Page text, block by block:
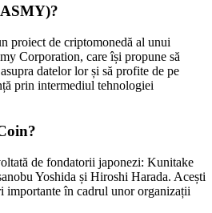
proiect de criptomonedă al unui
Corporation, care își propune să
datelor lor și să profite de pe
prin intermediul tehnologiei
de fondatorii japonezi: Kunitake
Yoshida și Hiroshi Harada. Acești
importante în cadrul unor organizații